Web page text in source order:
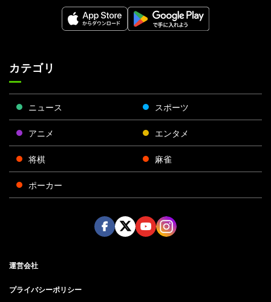
カテゴリ
ニュース スポーツ
アニメ エンタメ
将棋 麻雀
ポーカー
運営会社
プライバシーポリシー